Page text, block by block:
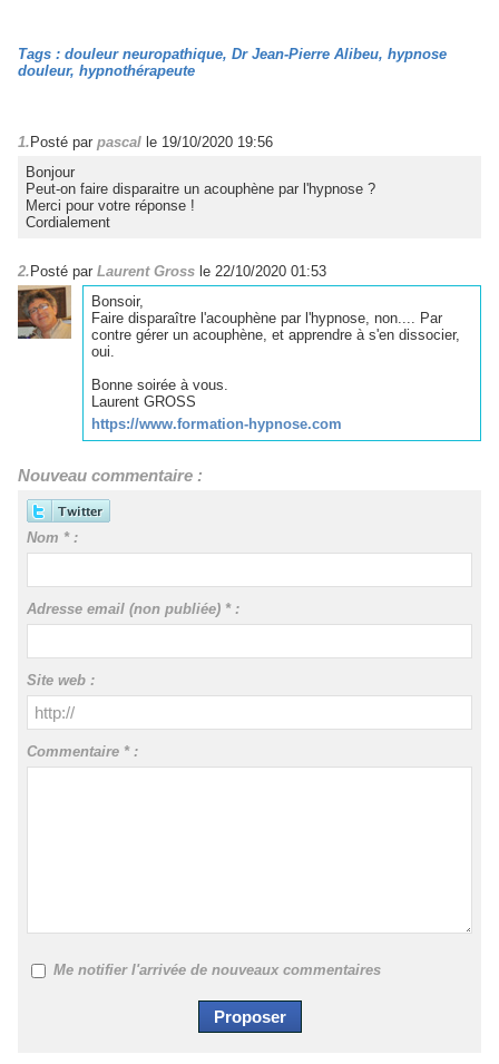
Tags : douleur neuropathique, Dr Jean-Pierre Alibeu, hypnose
douleur, hypnothérapeute
1. Posté par pascal le 19/10/2020 19:56
Bonjour
Peut-on faire disparaitre un acouphène par l'hypnose ?
Merci pour votre réponse !
Cordialement
2.Posté par Laurent Gross le 22/10/2020 01:53
Bonsoir,
Faire disparaître l'acouphène par l'hypnose, non.... Par
contre gérer un acouphène, et apprendre à s'en dissocier,
oui.
Bonne soirée à vous.
Laurent GROSS
https://www.formation-hypnose.com
Nouveau commentaire :
Nom * :
Adresse email (non publiée) * :
Site web :
Commentaire * :
Me notifier l'arrivée de nouveaux commentaires